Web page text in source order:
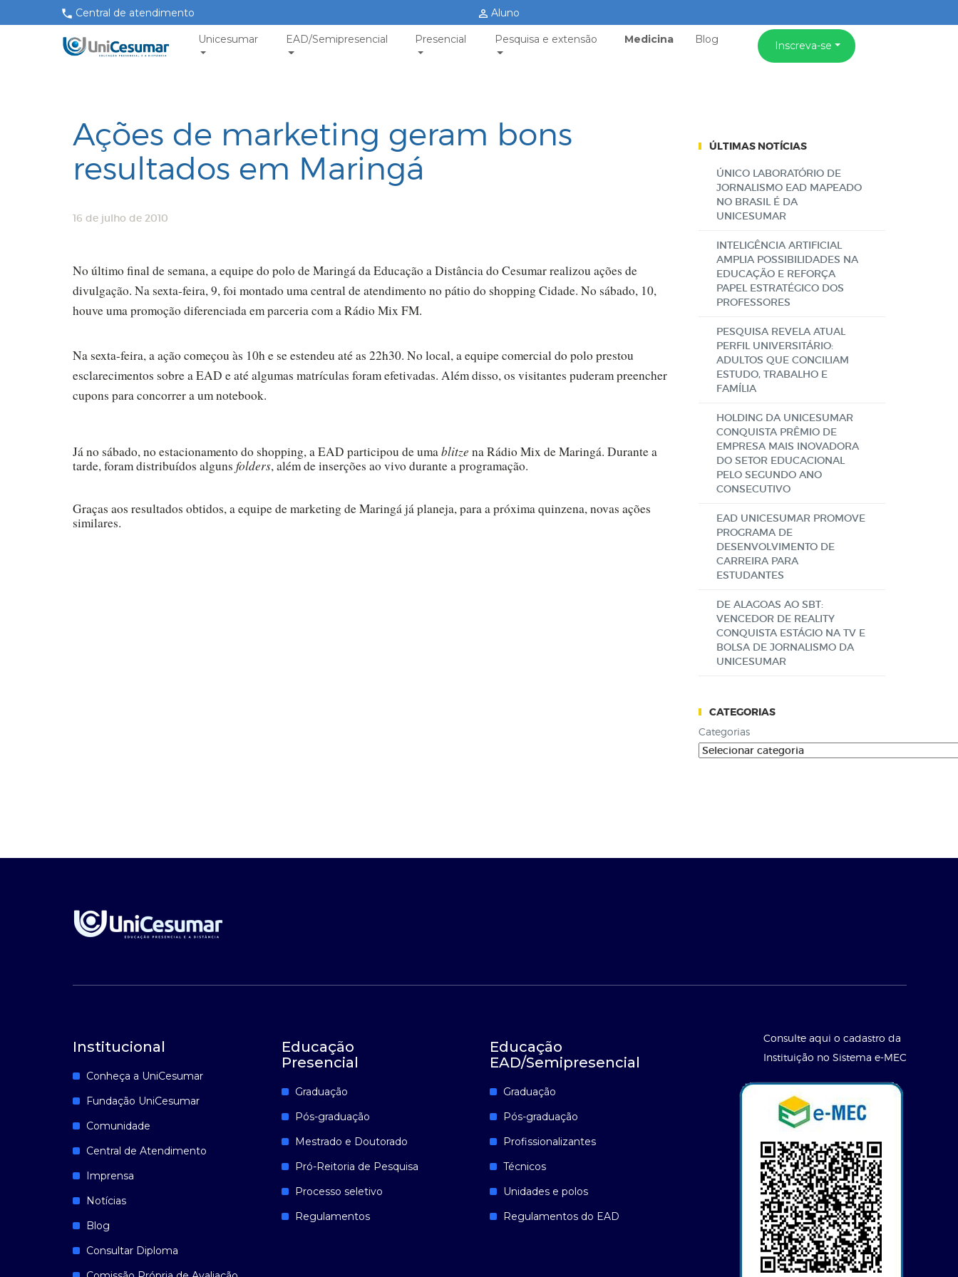
Central de atendimento Aluno
Unicesumar EAD/Semipresencial Presencial Pesquisa e extensão Medicina Blog Inscreva-se
Ações de marketing geram bons
resultados em Maringá
16 de julho de 2010
No último final de semana, a equipe do polo de Maringá da Educação a Distância do Cesumar realizou ações de
divulgação. Na sexta-feira, 9, foi montado uma central de atendimento no pátio do shopping Cidade. No sábado, 10,
houve uma promoção diferenciada em parceria com a Rádio Mix FM.
Na sexta-feira, a ação começou às 10h e se estendeu até as 22h30. No local, a equipe comercial do polo prestou
esclarecimentos sobre a EAD e até algumas matrículas foram efetivadas. Além disso, os visitantes puderam preencher
cupons para concorrer a um notebook.
Já no sábado, no estacionamento do shopping, a EAD participou de umablitze na Rádio Mix de Maringá. Durante a
tarde, foram distribuídos alguns folders, além de inserções ao vivo durante a programação.
Graças aos resultados obtidos, a equipe de marketing de Maringá já planeja, para a próxima quinzena, novas ações
similares.
ÚLTIMAS NOTÍCIAS
ÚNICO LABORATÓRIO DE
JORNALISMO EAD MAPEADO
NO BRASIL É DA
UNICESUMAR
INTELIGÊNCIA ARTIFICIAL
AMPLIA POSSIBILIDADES NA
EDUCAÇÃO E REFORÇA
PAPEL ESTRATÉGICO DOS
PROFESSORES
PESQUISA REVELA ATUAL
PERFIL UNIVERSITÁRIO:
ADULTOS QUE CONCILIAM
ESTUDO, TRABALHO E
FAMÍLIA
HOLDING DA UNICESUMAR
CONQUISTA PRÊMIO DE
EMPRESA MAIS INOVADORA
DO SETOR EDUCACIONAL
PELO SEGUNDO ANO
CONSECUTIVO
EAD UNICESUMAR PROMOVE
PROGRAMA DE
DESENVOLVIMENTO DE
CARREIRA PARA
ESTUDANTES
DE ALAGOAS AO SBT:
VENCEDOR DE REALITY
CONQUISTA ESTÁGIO NA TV E
BOLSA DE JORNALISMO DA
UNICESUMAR
CATEGORIAS
Categorias
Institucional
Conheça a UniCesumar
Fundação UniCesumar
Comunidade
Central de Atendimento
Imprensa
Notícias
Blog
Consultar Diploma
Educação
Presencial
Graduação
Pós-graduação
Mestrado e Doutorado
Pró-Reitoria de Pesquisa
Processo seletivo
Regulamentos
Educação
EAD/Semipresencial
Graduação
Pós-graduação
Profissionalizantes
Técnicos
Unidades e polos
Regulamentos do EAD
Consulte aqui o cadastro da
Instituição no Sistema e-MEC